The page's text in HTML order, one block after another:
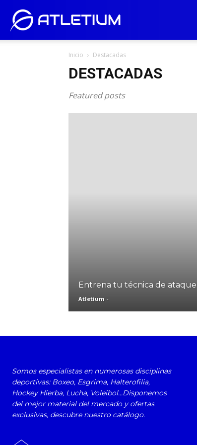
Inicio Destacadas
DESTACADAS
Featured posts
Entrena tu técnica de
Atletium -
Somos especialistas en numerosas disciplinas
deportivas: Boxeo, Esgrima, Halterofilia,
Hockey Hierba, Lucha, Voleibol...Disponemos
del mejor material del mercado y ofertas
exclusivas, descubre nuestro catálogo.